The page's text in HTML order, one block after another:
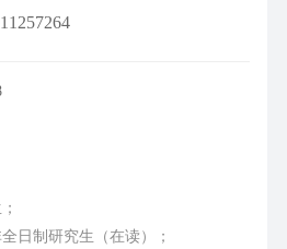
日制研究生（在读）；